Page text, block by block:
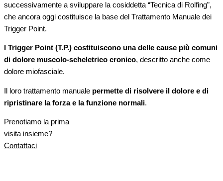
successivamente a sviluppare la cosiddetta “Tecnica di Rolfing”,
che ancora oggi costituisce la base del Trattamento Manuale dei
Trigger Point.
I Trigger Point (T.P.) costituiscono una delle cause più comuni
di dolore muscolo-scheletrico cronico, descritto anche come
dolore miofasciale.
Il loro trattamento manuale permette di risolvere il dolore e di
ripristinare la forza e la funzione normali.
Prenotiamo la prima
visita insieme?
Contattaci